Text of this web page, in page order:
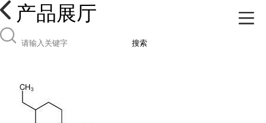
产品展厅
搜索